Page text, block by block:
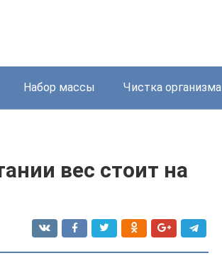
Набор массы Чистка организма
вес стоит на